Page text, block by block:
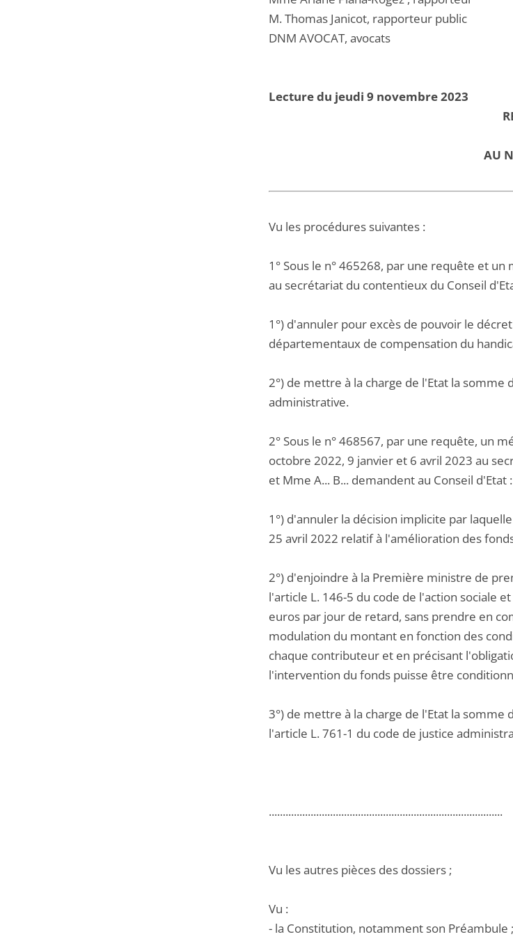
M. Thomas Janicot, rapporteur public
DNM AVOCAT, avocats
Lecture du jeudi 9 novembre 2023
AU
Vu les procédures suivantes :
1° Sous le n° 465268, par une requête et
au secrétariat du contentieux du Conseil
1°) d'annuler pour excès de pouvoir le
départementaux de compensation du
2°) de mettre à la charge de l'Etat la
administrative.
2° Sous le n° 468567, par une requête, un
octobre 2022, 9 janvier et 6 avril 2023 au
et Mme A... B... demandent au Conseil d'Etat :
1°) d'annuler la décision implicite par
25 avril 2022 relatif à l'amélioration des
2°) d'enjoindre à la Première ministre de
l'article L. 146-5 du code de l'action sociale
euros par jour de retard, sans prendre en
modulation du montant en fonction des
chaque contributeur et en précisant
l'intervention du fonds puisse être
3°) de mettre à la charge de l'Etat la
l'article L. 761-1 du code de justice
....................................................................................
Vu les autres pièces des dossiers ;
Vu :
- la Constitution, notamment son Préambule ;